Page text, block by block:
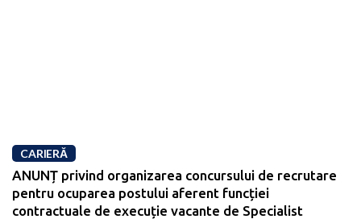
CARIERĂ
ANUNȚ privind organizarea concursului de recrutare
pentru ocuparea postului aferent funcției
contractuale de execuție vacante de Specialist